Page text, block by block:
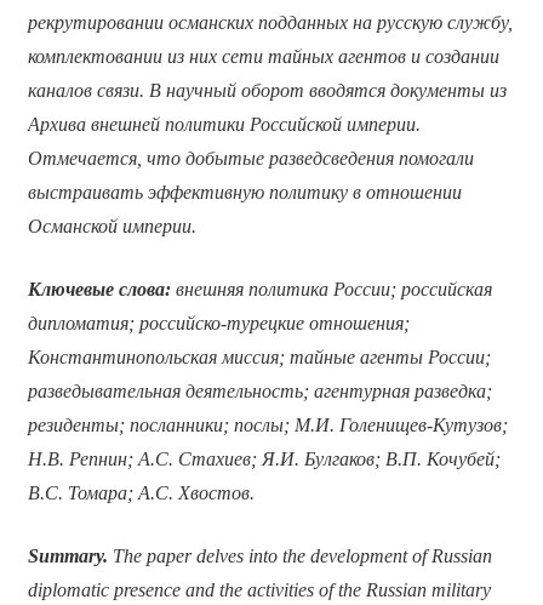
рекрутировании османских подданных на русскую службу,
комплектовании из них сети тайных агентов и создании
каналов связи. В научный оборот вводятся документы из
Архива внешней политики Российской империи.
Отмечается, что добытые разведсведения помогали
выстраивать эффективную политику в отношении
Османской империи.
Ключевые слова:внешняя политика России; российская
дипломатия; российско-турецкие отношения;
Константинопольская миссия; тайные агенты России;
разведывательная деятельность; агентурная разведка;
резиденты; посланники; послы; М.И. Голенищев-Кутузов;
Н.В. Репнин; А.С. Стахиев; Я.И. Булгаков; В.П. Кочубей;
В.С. Томара; А.С. Хвостов.
Summary. The paper delves into the development of Russian
diplomatic presence and the activities of the Russian military